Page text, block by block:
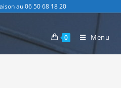
au 06 50 68 18 20
0 Menu